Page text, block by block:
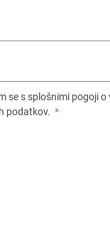
se s splošnimi pogoji
podatkov. *